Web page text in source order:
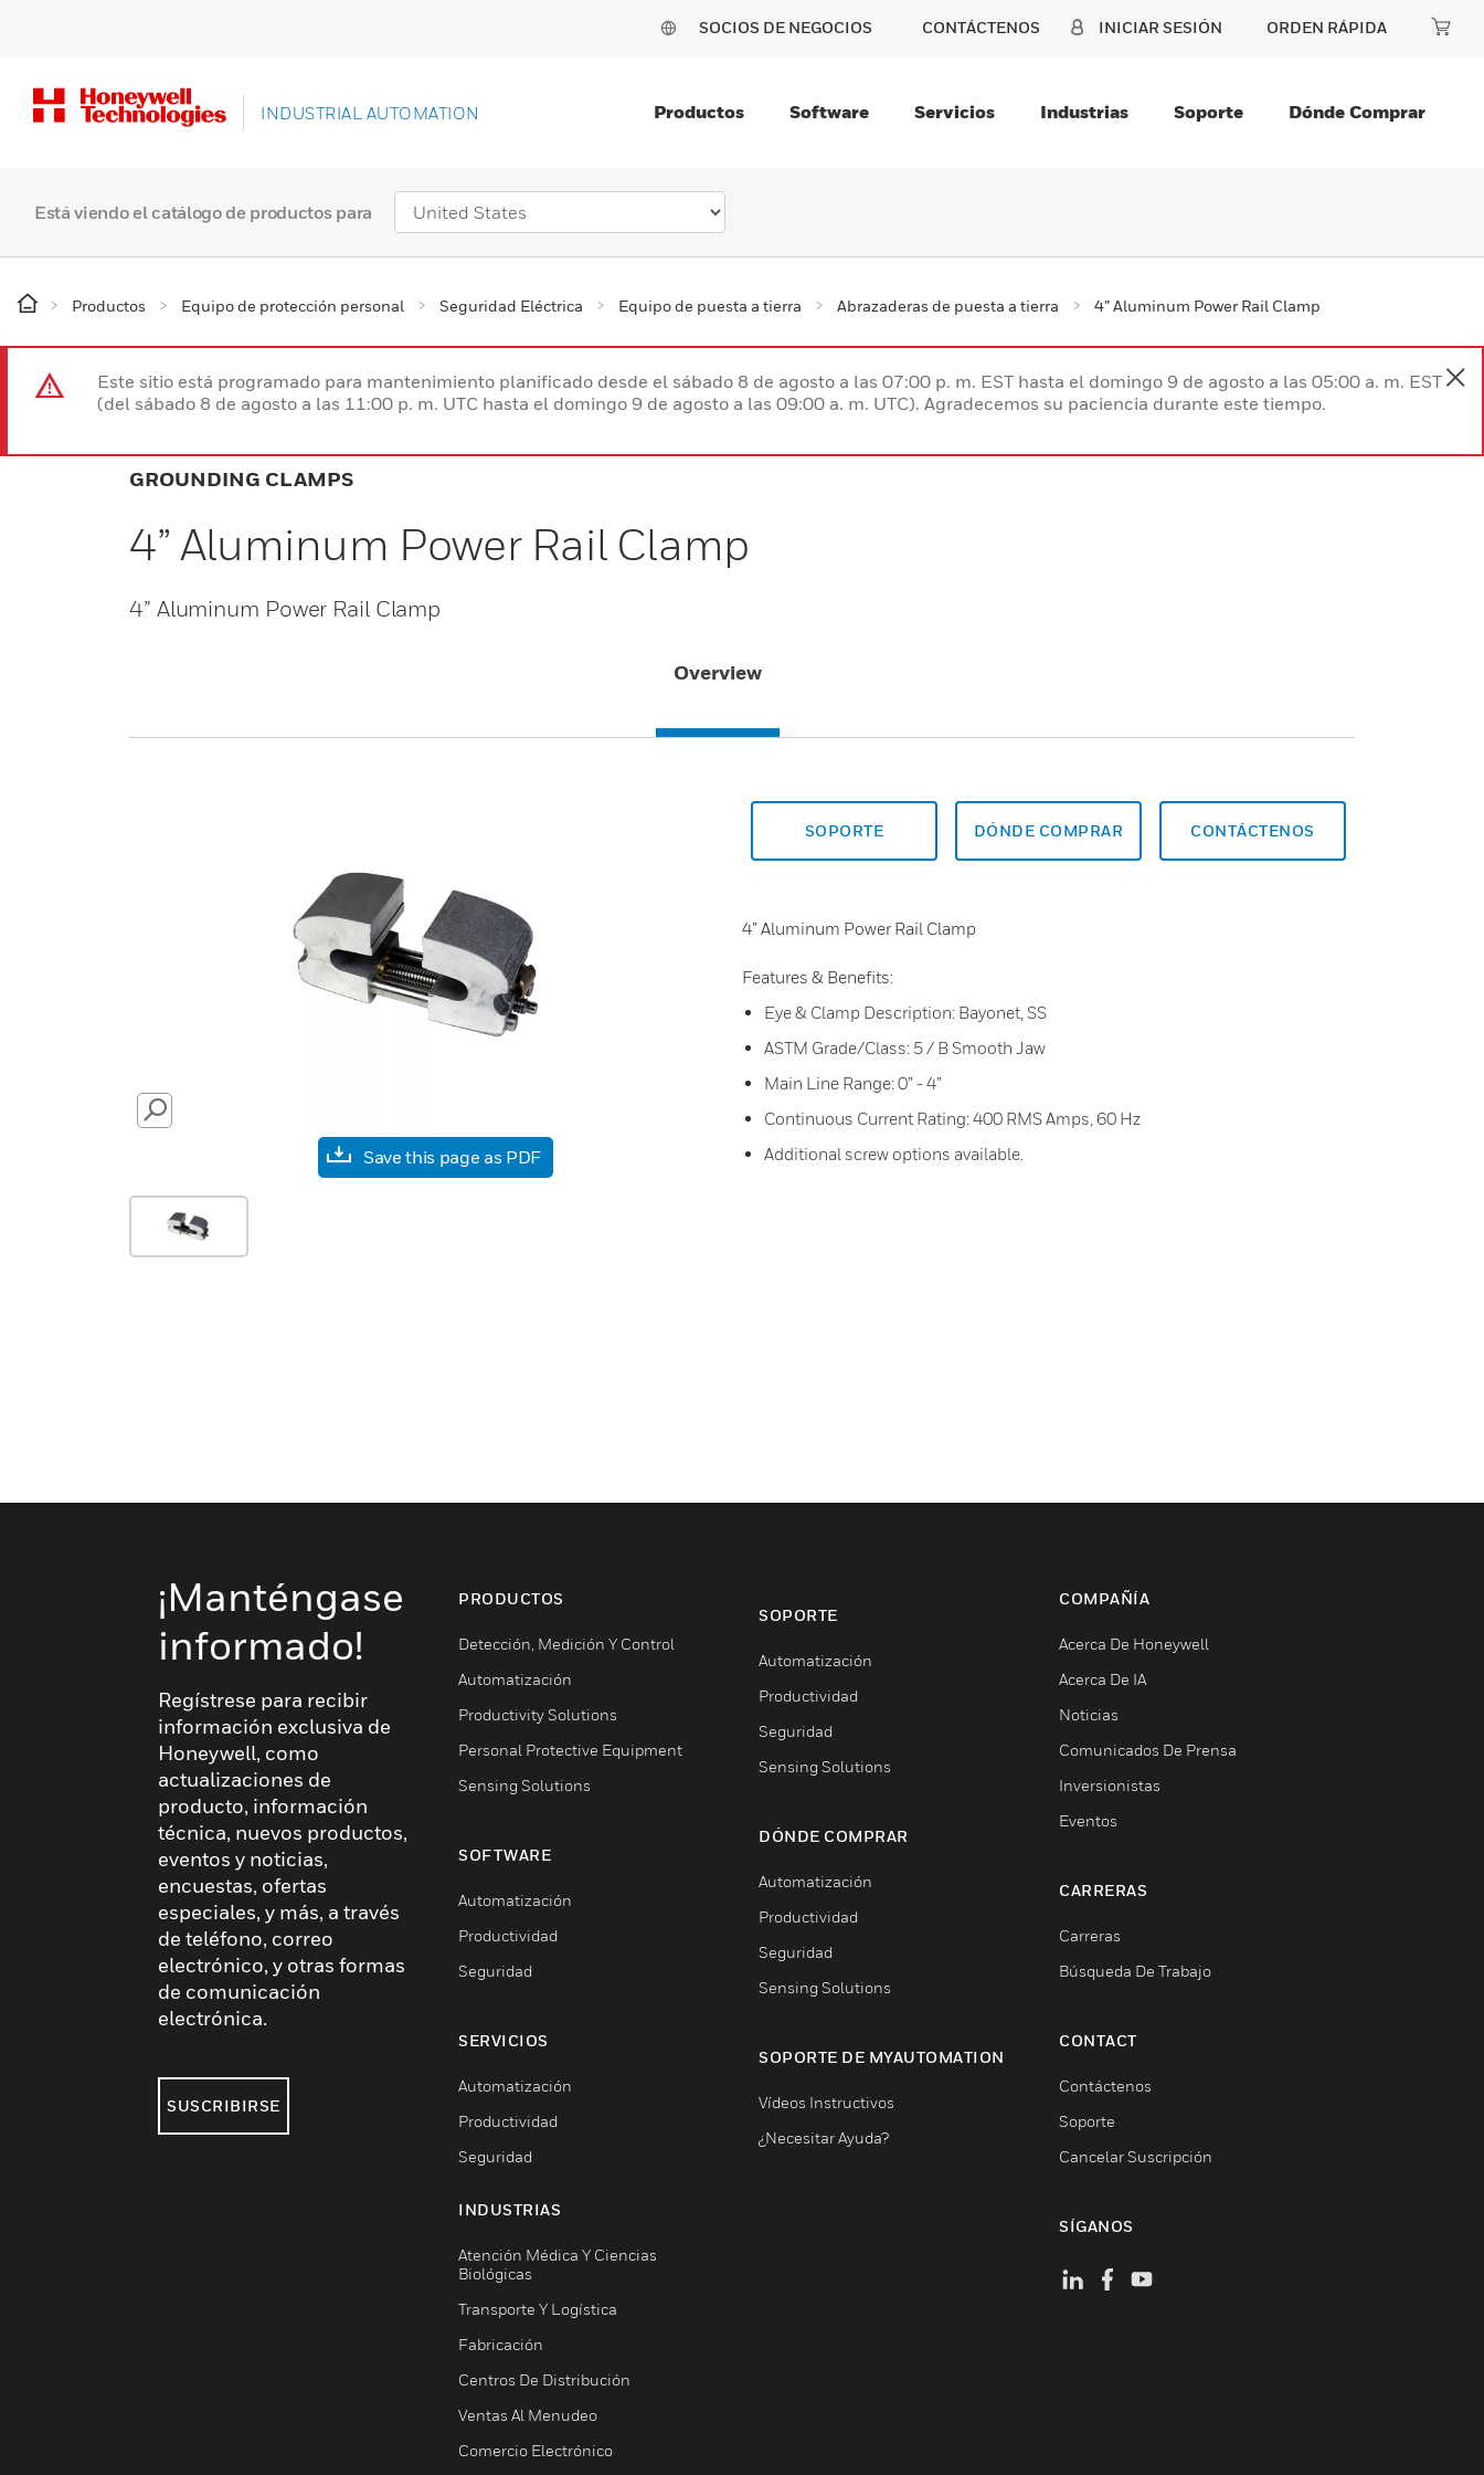
SOCIOS DE NEGOCIOS CONTÁCTENOS INICIAR SESIÓN ORDEN RÁPIDA
INDUSTRIAL AUTOMATION Productos Software Servicios Industrias Soporte Dónde Comprar
Está viendo el catálogo de productos para
Productos Equipo de protección personal Seguridad Eléctrica Equipo de puesta a tierra Abrazaderas de puesta a tierra 4” Aluminum Power Rail Clamp
Este sitio está programado para mantenimiento planificado desde el sábado 8 de agosto a las 07:00 p. m. EST hasta el domingo 9 de agosto a las 05:00 a. m. EST
(del sábado 8 de agosto a las 11:00 p. m. UTC hasta el domingo 9 de agosto a las 09:00 a. m. UTC). Agradecemos su paciencia durante este tiempo.
GROUNDING CLAMPS
4” Aluminum Power Rail Clamp
4” Aluminum Power Rail Clamp
Overview
SEARCH
Save this page as PDF
SOPORTE DÓNDE COMPRAR CONTÁCTENOS
4” Aluminum Power Rail Clamp
Features & Benefits:
Eye & Clamp Description: Bayonet, SS
ASTM Grade/Class: 5 / B Smooth Jaw
Main Line Range: 0” - 4”
Continuous Current Rating: 400 RMS Amps, 60 Hz
Additional screw options available.
¡Manténgase
informado!
Regístrese para recibir
información exclusiva de
Honeywell, como
actualizaciones de
producto, información
técnica, nuevos productos,
eventos y noticias,
encuestas, ofertas
especiales, y más, a través
de teléfono, correo
electrónico, y otras formas
de comunicación
electrónica.
SUSCRIBIRSE
PRODUCTOS
Detección, Medición Y Control
Automatización
Productivity Solutions
Personal Protective Equipment
Sensing Solutions
SOFTWARE
Automatización
Productividad
Seguridad
SERVICIOS
Automatización
Productividad
Seguridad
INDUSTRIAS
Atención Médica Y Ciencias
Biológicas
Transporte Y Logística
Fabricación
Centros De Distribución
Ventas Al Menudeo
Comercio Electrónico
SOPORTE
Automatización
Productividad
Seguridad
Sensing Solutions
DÓNDE COMPRAR
Automatización
Productividad
Seguridad
Sensing Solutions
SOPORTE DE MYAUTOMATION
Vídeos Instructivos
¿Necesitar Ayuda?
COMPAÑÍA
Acerca De Honeywell
Acerca De IA
Noticias
Comunicados De Prensa
Inversionistas
Eventos
CARRERAS
Carreras
Búsqueda De Trabajo
CONTACT
Contáctenos
Soporte
Cancelar Suscripción
SÍGANOS